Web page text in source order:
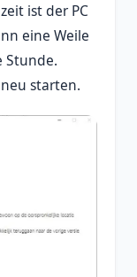
ist der PC
eine Weile
Stunde.
starten.